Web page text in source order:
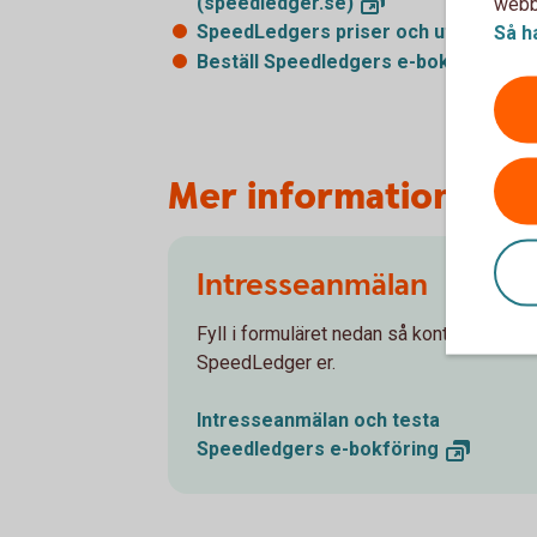
SpeedLedgers priser och utbud
Beställ Speedledgers e-bokföring -
Mer information om
Intresseanmälan
Fyll i formuläret nedan så kontaktar
SpeedLedger er.
Intresseanmälan och testa
Speedledgers e-bokföring
Så